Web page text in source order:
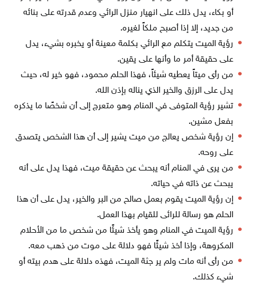
أو بكاء، يدل ذلك على انهيار منزل الرائي وعدم قدرته على بنائه
من جديد، إلا إذا أصبح ملكاً لغيره.
رؤية الميت يتكلم مع الرائي بكلمة معينة أو يخبره بشيء، يدل
على حقيقة أمر ما وأنها على يقين.
من رأى ميتاً يعطيه شيئاً، فهذا الحلم محمود، فهو خير له، حيث
يدل على الرزق والخير الذي يناله بإذن الله.
تشير رؤية المتوفى في المنام وهو متعرج إلى أن شخصًا ما يذكره
بفعل مشين.
إن رؤية شخص يعالج من ميت يشير إلى أن هذا الشخص يتصدق
على روحه.
من يرى في المنام أنه يبحث عن حقيقة ميت، فهذا يدل على أنه
يبحث عن ذاته في حياته.
إن رؤية الميت يقوم بعمل صالح من البر والخير، يدل على أن هذا
الحلم هو رسالة للرائى للقيام بهذا العمل.
رؤية الميت في المنام وهو يأخذ شيئًا من شخص ما من الأحلام
المكروهة، وإذا أخذ شيئًا فهو دلالة على موت من ذهب معه.
من رأى أنه مات ولم ير جثة الميت، فهذه دلالة على هدم بيته أو
شيء كذلك.